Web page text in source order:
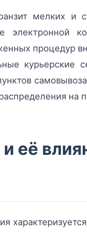
мелких и
электронной
процедур
курьерские
на
её